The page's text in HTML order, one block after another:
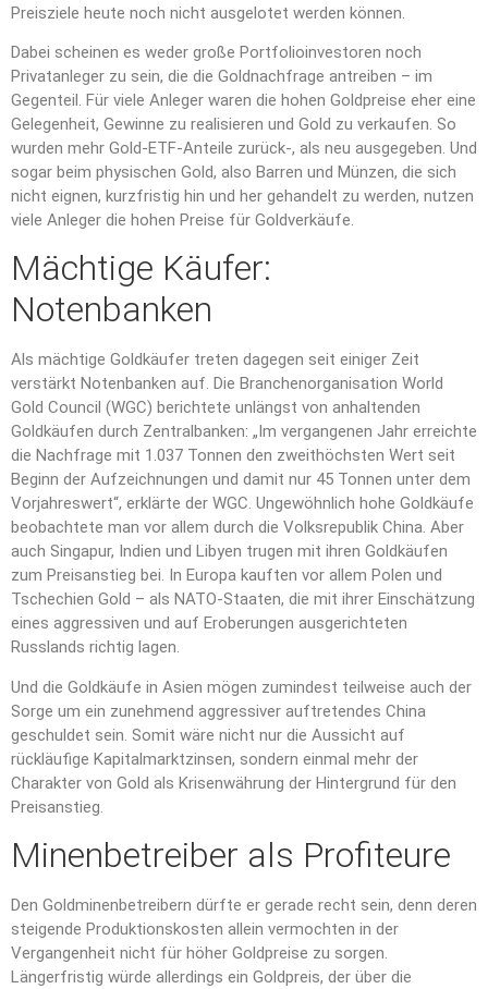
Preisziele heute noch nicht ausgelotet werden können.
Dabei scheinen es weder große Portfolioinvestoren noch
Privatanleger zu sein, die die Goldnachfrage antreiben – im
Gegenteil. Für viele Anleger waren die hohen Goldpreise eher eine
Gelegenheit, Gewinne zu realisieren und Gold zu verkaufen. So
wurden mehr Gold-ETF-Anteile zurück-, als neu ausgegeben. Und
sogar beim physischen Gold, also Barren und Münzen, die sich
nicht eignen, kurzfristig hin und her gehandelt zu werden, nutzen
viele Anleger die hohen Preise für Goldverkäufe.
Mächtige Käufer:
Notenbanken
Als mächtige Goldkäufer treten dagegen seit einiger Zeit
verstärkt Notenbanken auf. Die Branchenorganisation World
Gold Council (WGC) berichtete unlängst von anhaltenden
Goldkäufen durch Zentralbanken: „Im vergangenen Jahr erreichte
die Nachfrage mit 1.037 Tonnen den zweithöchsten Wert seit
Beginn der Aufzeichnungen und damit nur 45 Tonnen unter dem
Vorjahreswert“, erklärte der WGC. Ungewöhnlich hohe Goldkäufe
beobachtete man vor allem durch die Volksrepublik China. Aber
auch Singapur, Indien und Libyen trugen mit ihren Goldkäufen
zum Preisanstieg bei. In Europa kauften vor allem Polen und
Tschechien Gold – als NATO-Staaten, die mit ihrer Einschätzung
eines aggressiven und auf Eroberungen ausgerichteten
Russlands richtig lagen.
Und die Goldkäufe in Asien mögen zumindest teilweise auch der
Sorge um ein zunehmend aggressiver auftretendes China
geschuldet sein. Somit wäre nicht nur die Aussicht auf
rückläufige Kapitalmarktzinsen, sondern einmal mehr der
Charakter von Gold als Krisenwährung der Hintergrund für den
Preisanstieg.
Minenbetreiber als Profiteure
Den Goldminenbetreibern dürfte er gerade recht sein, denn deren
steigende Produktionskosten allein vermochten in der
Vergangenheit nicht für höher Goldpreise zu sorgen.
Längerfristig würde allerdings ein Goldpreis, der über die